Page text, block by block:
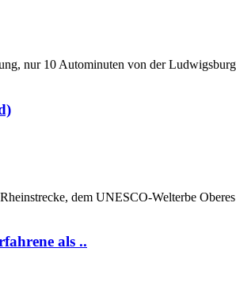
nur 10 Autominuten von der
dem UNESCO-Welterbe
als ..